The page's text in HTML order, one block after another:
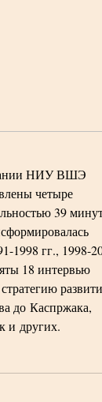
НИУ ВШЭ
четыре
39
1998 гг., 1998-
18 интервью
до Каспржака,
и других.